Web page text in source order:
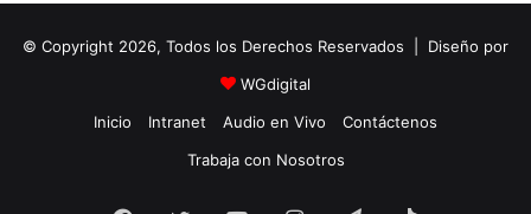
i
n
a
u
i
e
© Copyright 2026, Todos los Derechos Reservados | Diseño por
WGdigital
Inicio
Intranet Audio en Vivo
Contáctenos
Trabaja con Nosotros